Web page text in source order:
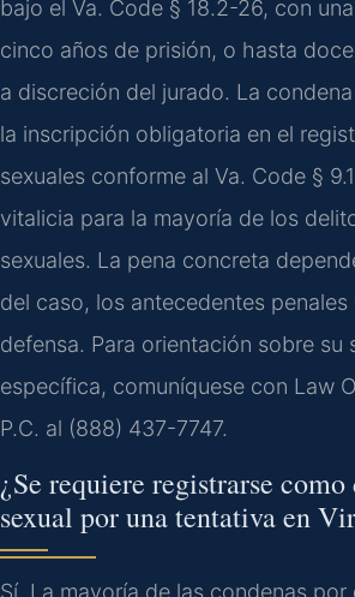
bajo el Va. Code § 18.2-26, con
cinco años de prisión, o hasta
a discreción del jurado. La
la inscripción obligatoria en el
sexuales conforme al Va. Code §
vitalicia para la mayoría de los
sexuales. La pena concreta
del caso, los antecedentes
defensa. Para orientación sobre su
específica, comuníquese con Law
P.C. al (888) 437-7747.
¿Se requiere registrarse
sexual por una tentativa en